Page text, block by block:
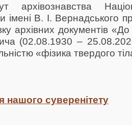
архівознавства
імені В. І. Вернадського
архівних документів
(02.08.1930 –
«фізика твердого
нашого суверенітету